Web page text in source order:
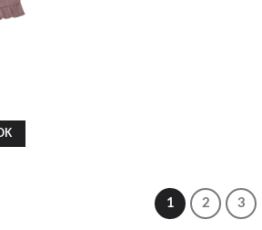
1 2 3